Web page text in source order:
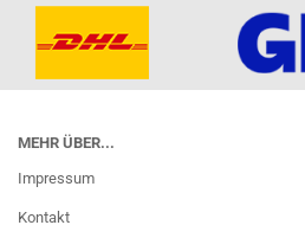
MEHR ÜBER...
Impressum
Kontakt